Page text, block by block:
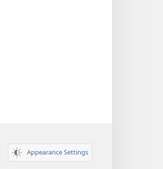
Appearance Settings